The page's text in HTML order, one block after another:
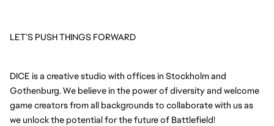
LET’S PUSH THINGS FORWARD
DICE is a creative studio with offices in Stockholm and
Gothenburg. We believe in the power of diversity and welcome
game creators from all backgrounds to collaborate with us as
we unlock the potential for the future of Battlefield!